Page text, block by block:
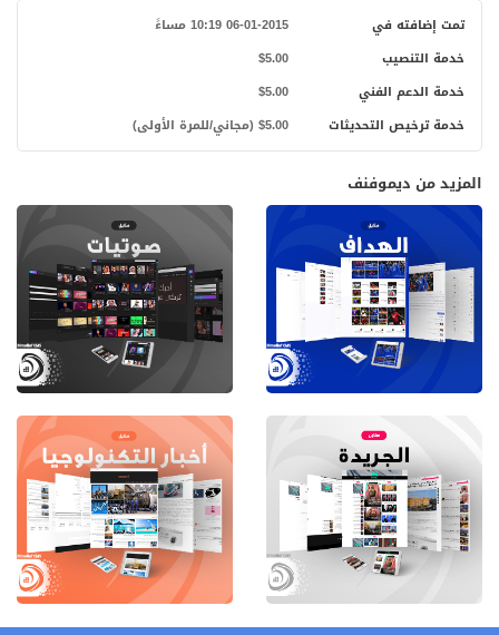
تمت إضافته في
06-01-2015 10:19 مساءً
خدمة التنصيب
$5.00
خدمة الدعم الفني
$5.00
خدمة ترخيص التحديثات
$5.00 (مجاني/للمرة الأولى)
المزيد من ديموفنف